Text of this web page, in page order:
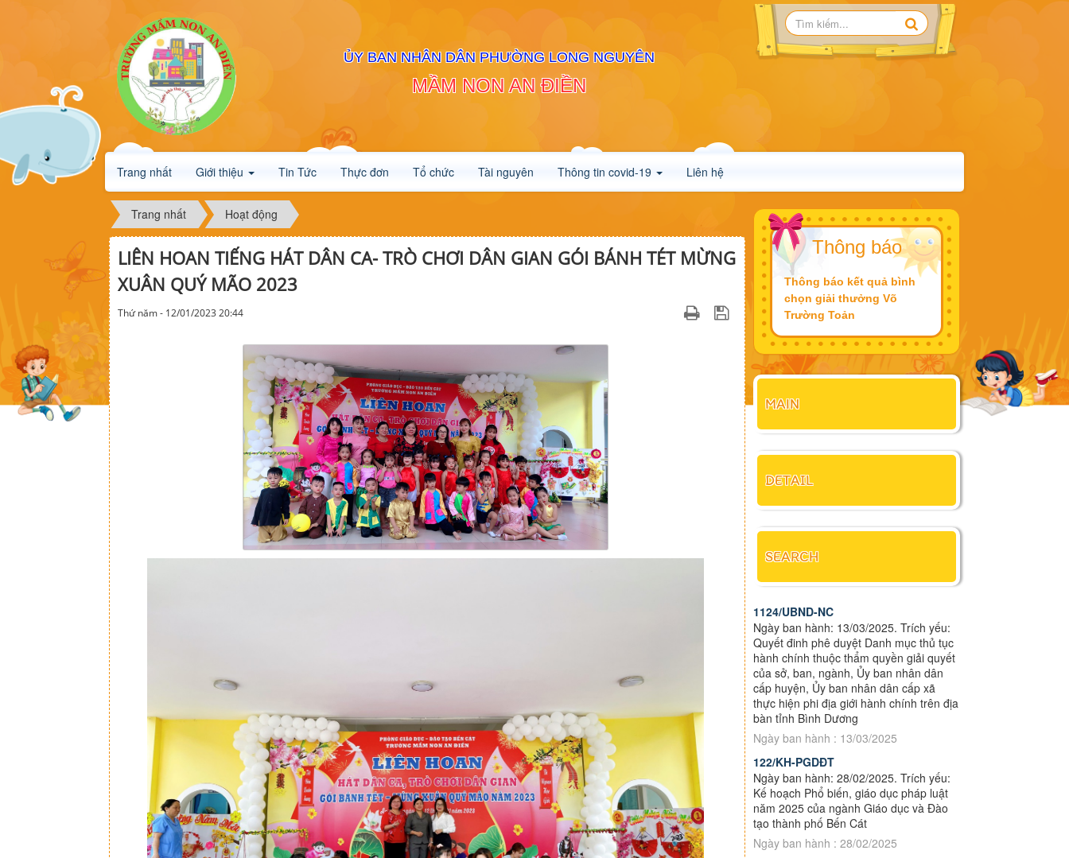
ỦY BAN NHÂN DÂN PHƯỜNG LONG NGUYÊN
MẦM NON AN ĐIỀN
Trang nhất Giới thiệu Tin Tức Thực đơn Tổ chức Tài nguyên Thông tin covid-19 Liên hệ
Trang nhất Hoạt động
LIÊN HOAN TIẾNG HÁT DÂN CA- TRÒ CHƠI DÂN GIAN GÓI BÁNH TÉT MỪNG
XUÂN QUÝ MÃO 2023
Thứ năm - 12/01/2023 20:44
Thông báo
Thông báo kết quả bình
chọn giải thưởng Võ
Trường Toản
MAIN
DETAIL
SEARCH
1124/UBND-NC
Ngày ban hành: 13/03/2025. Trích yếu:
Quyết đinh phê duyệt Danh mục thủ tục
hành chính thuộc thẩm quyền giải quyết
của sở, ban, ngành, Ủy ban nhân dân
cấp huyện, Ủy ban nhân dân cấp xã
thực hiện phi địa giới hành chính trên địa
bàn tỉnh Bình Dương
Ngày ban hành : 13/03/2025
122/KH-PGDĐT
Ngày ban hành: 28/02/2025. Trích yếu:
Kế hoạch Phổ biến, giáo dục pháp luật
năm 2025 của ngành Giáo dục và Đào
tạo thành phố Bến Cát
Ngày ban hành : 28/02/2025